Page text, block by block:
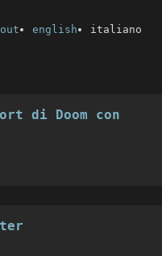
english italiano
di Doom con